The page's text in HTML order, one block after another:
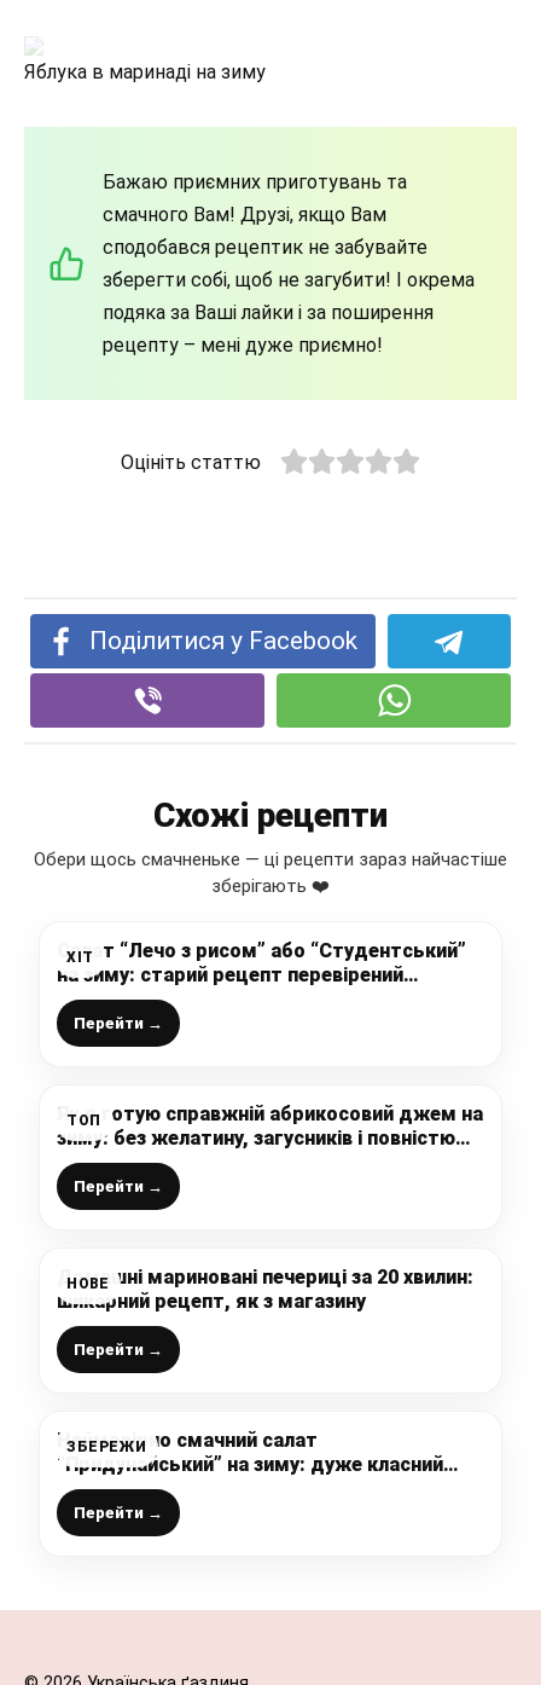
Яблука в маринаді на зиму
Бажаю приємних приготувань та
смачного Вам! Друзі, якщо Вам
сподобався рецептик не забувайте
зберегти собі, щоб не загубити! І окрема
подяка за Ваші лайки і за поширення
рецепту – мені дуже приємно!
Оцініть статтю
Поділитися у Facebook
Схожі рецепти
Обери щось смачненьке — ці рецепти зараз найчастіше
зберігають ❤️
ХІТ
Салат “Лечо з рисом” або “Студентський”
на зиму: старий рецепт перевірений
роками, з розряду “комфорт-фуд” як каже
мій чоловік
Перейти →
ТОП
Як я готую справжній абрикосовий джем на
зиму: без желатину, загусників і повністю
однорідний
Перейти →
НОВЕ
Домашні мариновані печериці за 20 хвилин:
шикарний рецепт, як з магазину
Перейти →
ЗБЕРЕЖИ
Неймовірно смачний салат
“Придунайський” на зиму: дуже класний
рецепт, смачна, ароматна і яскрава
заготовка
Перейти →